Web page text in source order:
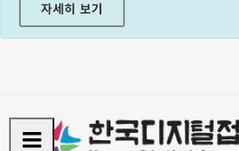
자세히 보기